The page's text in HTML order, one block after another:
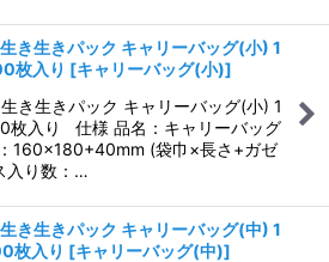
き生きパック キャリーバッグ(小) 1
枚入り [キャリーバッグ(小)]
き生きパック キャリーバッグ(小) 1
枚入り 仕様 品名：キャリーバッグ
160×180+40mm (袋巾×長さ+ガゼ
入り数：…
き生きパック キャリーバッグ(中) 1
枚入り [キャリーバッグ(中)]